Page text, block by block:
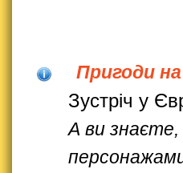
Пригоди
Зустріч у
А ви